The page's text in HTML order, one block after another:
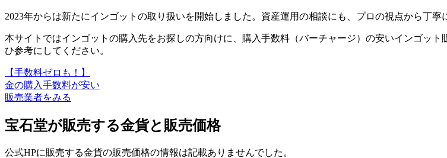
2023年からは新たにインゴットの取り扱いを開始しました。資産運用の相談にも、プロの視点から丁
本サイトではインゴットの購入先をお探しの方向けに、 購入手数料（バーチャージ）の安いインゴット
ひ参考にしてください。
【手数料ゼロも！】
金の購入手数料が安い
販売業者をみる
宝石堂が販売する金貨と販売価格
公式HPに販売する金貨の販売価格の情報は記載ありませんでした。